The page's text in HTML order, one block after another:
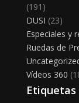
(191)
DUSI (23)
Especiales y
Ruedas de
Vídeos 360
Etiquetas